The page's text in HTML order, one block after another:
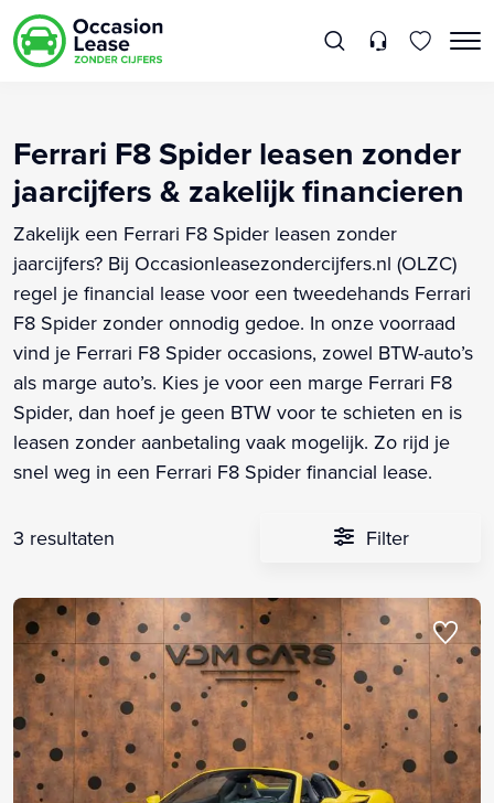
Ferrari F8 Spider leasen zonder
jaarcijfers & zakelijk financieren
Zakelijk een Ferrari F8 Spider leasen zonder
jaarcijfers? Bij Occasionleasezondercijfers.nl (OLZC)
regel je financial lease voor een tweedehands Ferrari
F8 Spider zonder onnodig gedoe. In onze voorraad
vind je Ferrari F8 Spider occasions, zowel BTW-auto’s
als marge auto’s. Kies je voor een marge Ferrari F8
Spider, dan hoef je geen BTW voor te schieten en is
leasen zonder aanbetaling vaak mogelijk. Zo rijd je
snel weg in een Ferrari F8 Spider financial lease.
3 resultaten Filter